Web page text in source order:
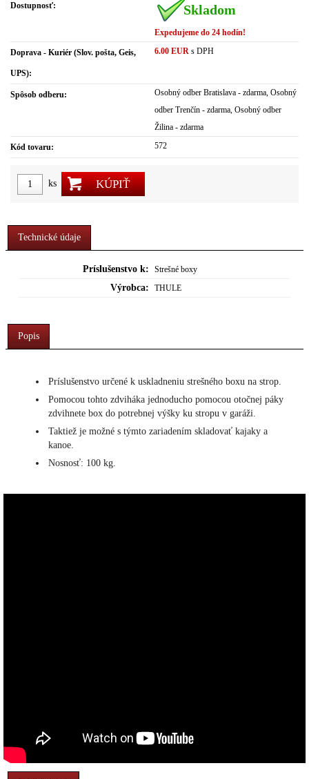
Dostupnosť: Skladom
Expedujeme do 24 hodín!
Doprava - Kuriér (Slov. pošta, Geis,
UPS):
6.00 EUR s DPH
Spôsob odberu:
Osobný odber Bratislava - zdarma, Osobný
odber Trenčín - zdarma, Osobný odber
Žilina - zdarma
Kód tovaru: 572
ks KÚPIŤ
Technické údaje
Príslušenstvo k: Strešné boxy
Výrobca: THULE
Popis
Príslušenstvo určené k uskladneniu strešného boxu na strop.
Pomocou tohto zdviháka jednoducho pomocou otočnej páky
zdvihnete box do potrebnej výšky ku stropu v garáži.
Taktiež je možné s týmto zariadením skladovať kajaky a
kanoe.
Nosnosť: 100 kg.